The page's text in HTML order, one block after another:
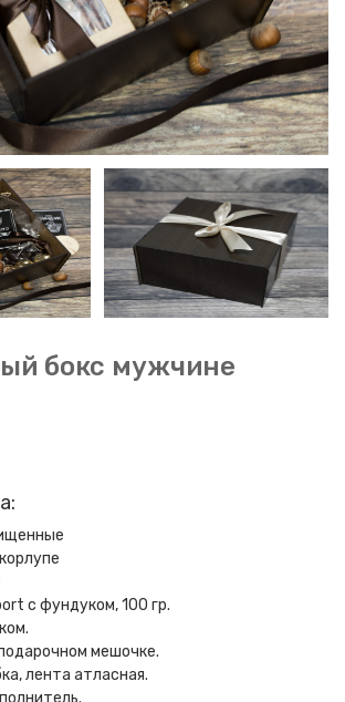
бокс мужчине
с фундуком, 100 гр.
мешочке.
лента атласная.